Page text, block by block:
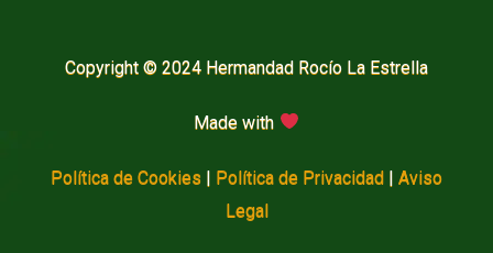
Copyright © 2024 Hermandad Rocío La Estrella
Made with
Política de Cookies | Política de Privacidad | Aviso
Legal